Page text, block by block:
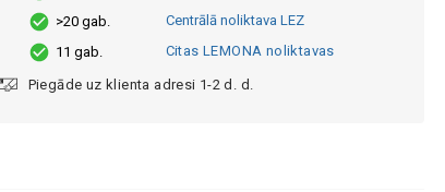
>20 gab.
Centrālā noliktava LEZ
11 gab.
Citas LEMONA noliktavas
Piegāde uz klienta adresi 1-2 d. d.